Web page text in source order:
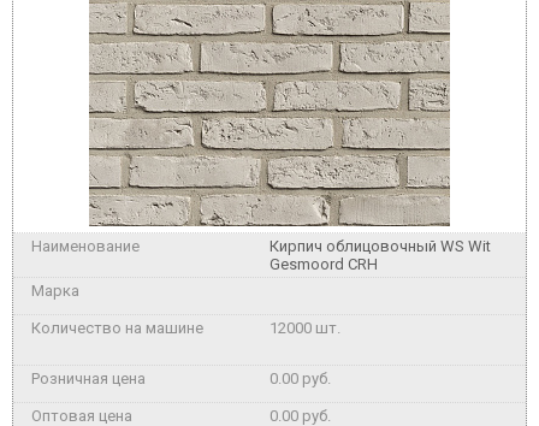
Кирпич облицовочный WS Wit
Gesmoord CRH
12000 шт.
0.00 руб.
0.00 руб.